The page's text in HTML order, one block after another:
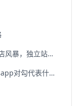
【2025年8月危与机】Temu再掀封店风暴，独立站才是跨境卖家的避险通道
whatsapp一个对勾两个对勾,whatsapp对勾代表什么意思